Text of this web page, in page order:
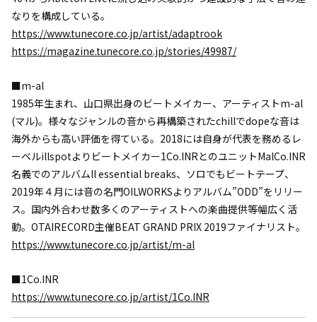
なりを構成している。
https://www.tunecore.co.jp/artist/adaptrook
https://magazine.tunecore.co.jp/stories/49987/
■m-al
1985年生まれ、山口県出身のビートメイカー、アーティストm-al
(マル)。様々なジャンルの音から再構築されたchillでdopeな音は
海外からも高い評価を得ている。2018には自身が代表を務めるレ
ーベルillspotよりビートメイカー1Co.INRとのユニットMalCo.INR
名義でのアルバムll essential breaks、ソロでもビートテープ、
2019年４月には音の名門OILWORKSよりアルバム”ODD”をリリー
ス。国内外合わせ数多くのアーティストへの楽曲提供等幅広く活
動。OTAIRECORD主催BEAT GRAND PRIX 2019ファイナリスト。
https://www.tunecore.co.jp/artist/m-al
■1Co.INR
https://www.tunecore.co.jp/artist/1Co.INR